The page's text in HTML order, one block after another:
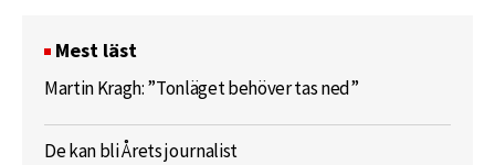
Mest läst
Martin Kragh: ”Tonläget behöver tas ned”
De kan bli Årets journalist